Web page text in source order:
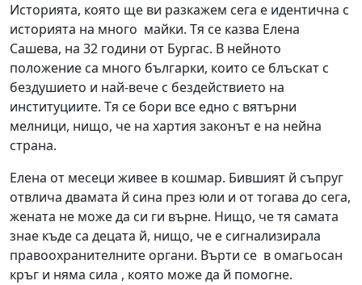
Историята, която ще ви разкажем сега е идентична с
историята на много майки. Тя се казва Елена
Сашева, на 32 години от Бургас. В нейното
положение са много българки, които се блъскат с
бездушието и най-вече с бездействието на
институциите. Тя се бори все едно с вятърни
мелници, нищо, че на хартия законът е на нейна
страна.
Елена от месеци живее в кошмар. Бившият й съпруг
отвлича двамата й сина през юли и от тогава до сега,
жената не може да си ги върне. Нищо, че тя самата
знае къде са децата й, нищо, че е сигнализирала
правоохранителните органи. Върти се в омагьосан
кръг и няма сила , която може да й помогне.